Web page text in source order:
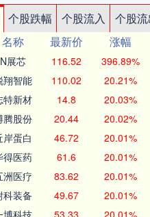
个股跌幅 个股流入 个股流
名称 最新价 涨幅
N展芯 116.52 396.89%
翔智能 110.02 20.21%
特新材 14.8 20.03%
腾股份 20.44 20.02%
岸蛋白 46.72 20.01%
得医药 61.6 20.01%
洲医疗 83.62 20.01%
科装备 49.67 20.01%
博科技 53.33 20.01%